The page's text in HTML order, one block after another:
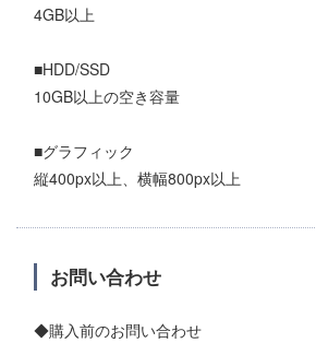
4GB以上
■HDD/SSD
10GB以上の空き容量
■グラフィック
縦400px以上、横幅800px以上
お問い合わせ
◆購入前のお問い合わせ